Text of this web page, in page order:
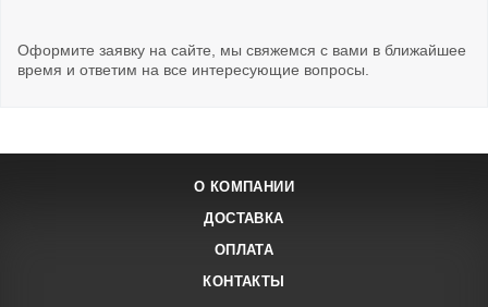
Оформите заявку на сайте, мы свяжемся с вами в ближайшее
время и ответим на все интересующие вопросы.
О КОМПАНИИ
ДОСТАВКА
ОПЛАТА
КОНТАКТЫ